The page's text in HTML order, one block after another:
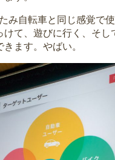
み自転車と同じ感覚で
けて、遊びに行く、そ
ます。やばい。